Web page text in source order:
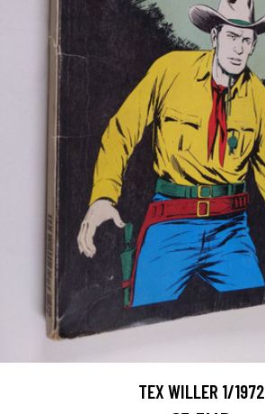
TEX WILLER 1/1972